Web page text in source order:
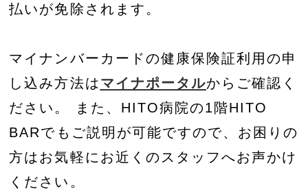
払いが免除されます。
マイナンバーカードの健康保険証利用の申
し込み方法は マイナポータルからご確認く
ださい。 また、HITO病院の1階HITO
BARでもご説明が可能ですので、お困りの
方はお気軽にお近くのスタッフへお声かけ
ください。